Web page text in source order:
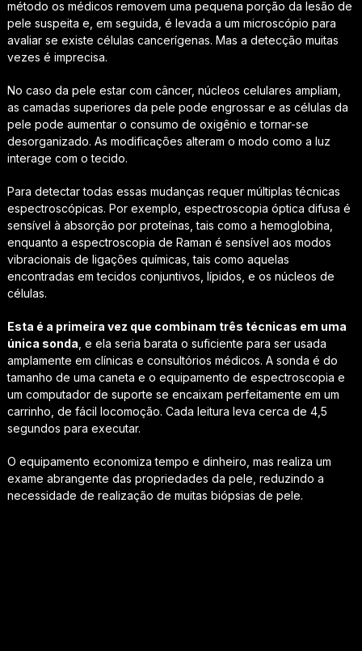
método os médicos removem uma pequena porção da lesão de
pele suspeita e, em seguida, é levada a um microscópio para
avaliar se existe células cancerígenas. Mas a detecção muitas
vezes é imprecisa.
No caso da pele estar com câncer, núcleos celulares ampliam,
as camadas superiores da pele pode engrossar e as células da
pele pode aumentar o consumo de oxigênio e tornar-se
desorganizado. As modificações alteram o modo como a luz
interage com o tecido.
Para detectar todas essas mudanças requer múltiplas técnicas
espectroscópicas. Por exemplo, espectroscopia óptica difusa é
sensível à absorção por proteínas, tais como a hemoglobina,
enquanto a espectroscopia de Raman é sensível aos modos
vibracionais de ligações químicas, tais como aquelas
encontradas em tecidos conjuntivos, lípidos, e os núcleos de
células.
Esta é a primeira vez que combinam três técnicas em uma
única sonda , e ela seria barata o suficiente para ser usada
amplamente em clínicas e consultórios médicos. A sonda é do
tamanho de uma caneta e o equipamento de espectroscopia e
um computador de suporte se encaixam perfeitamente em um
carrinho, de fácil locomoção. Cada leitura leva cerca de 4,5
segundos para executar.
O equipamento economiza tempo e dinheiro, mas realiza um
exame abrangente das propriedades da pele, reduzindo a
necessidade de realização de muitas biópsias de pele.